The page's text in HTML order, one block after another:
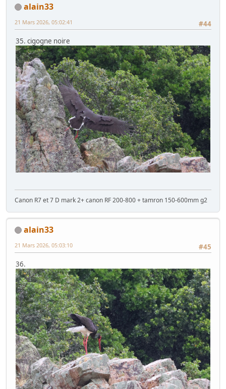
alain33
#44
21 Mars 2026, 05:02:41
35. cigogne noire
Canon R7 et 7 D mark 2+ canon RF 200-800 + tamron 150-600mm g2
alain33
#45
21 Mars 2026, 05:03:10
36.